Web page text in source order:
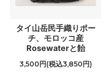
タイ山岳民手織りポー
チ、モロッコ産
Rosewaterと飴
3,500円(税込3,850円)